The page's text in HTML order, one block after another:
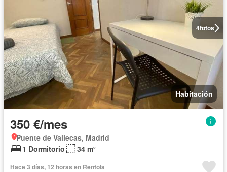
4fotos
Habitación
350 €/mes
Puente de Vallecas, Madrid
1 Dormitorio
34 m²
Hace 3 días, 12 horas en Rentola